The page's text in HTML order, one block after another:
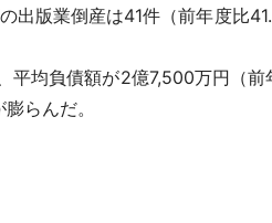
版業倒産は41件（前年度比
均負債額が2億7,500万円（
らんだ。